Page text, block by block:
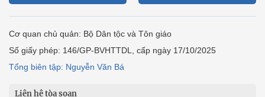
Cơ quan chủ quản: Bộ Dân tộc và Tôn giáo
Số giấy phép: 146/GP-BVHTTDL, cấp ngày 17/10/2025
Tổng biên tập: Nguyễn Văn Bá
Liên hệ tòa soạn